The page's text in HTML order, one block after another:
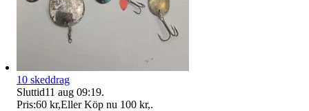
10 skeddrag
Sluttid11 aug 09:19.
Pris:60 kr,Eller Köp nu 100 kr,.